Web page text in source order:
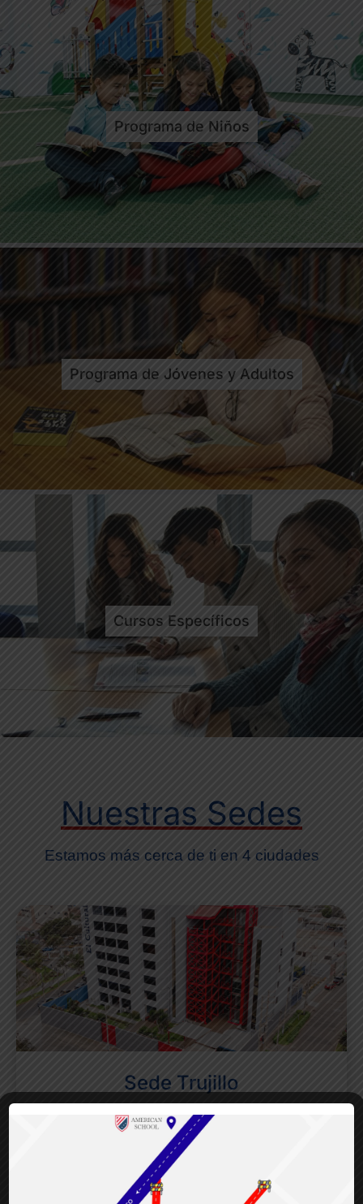
Programa de Niños
Programa de Jóvenes y Adultos
Cursos Específicos
Nuestras Sedes
Estamos más cerca de ti en 4 ciudades
Sede Trujillo
Lunes - Viernes:
8:00 am - 7:15 pm
Sábado: 8:00 am - 3:45 pm
📞 943776324